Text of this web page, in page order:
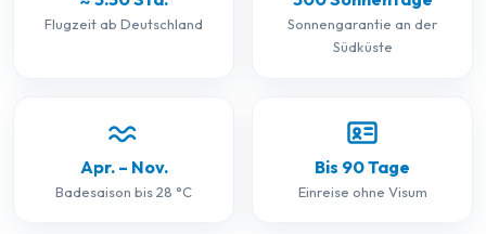
Flugzeit ab Deutschland
Sonnengarantie an der
Südküste
Apr. – Nov.
Badesaison bis 28 °C
Bis 90 Tage
Einreise ohne Visum